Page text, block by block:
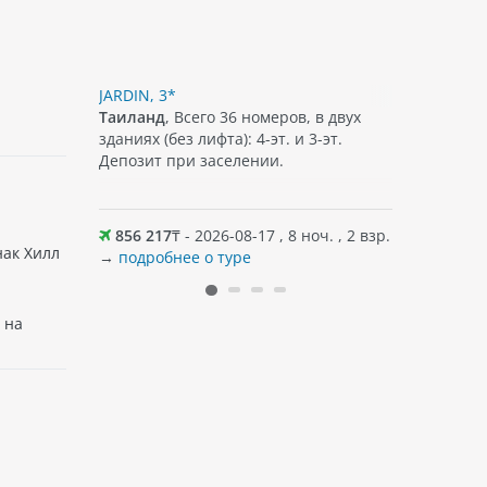
Хилл
на
На
где
которые
время
, 2 взр.
JARDIN, 3*
Таиланд, Всего 36 номеров, в двух
зданиях (без лифта): 4-эт. и 3-эт.
Депозит при заселении.
856 217₸ - 2026-08-17 , 8 ноч. , 2 взр.
→ подробнее о туре